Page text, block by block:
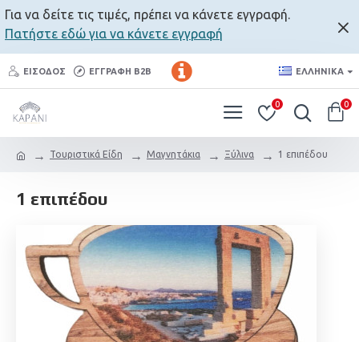
Για να δείτε τις τιμές, πρέπει να κάνετε εγγραφή.
Πατήστε εδώ για να κάνετε εγγραφή
ΕΊΣΟΔΟΣ ΕΓΓΡΑΦΉ B2B ΕΛΛΗΝΙΚΆ
0 0
Τουριστικά Είδη Μαγνητάκια Ξύλινα 1 επιπέδου
1 επιπέδου